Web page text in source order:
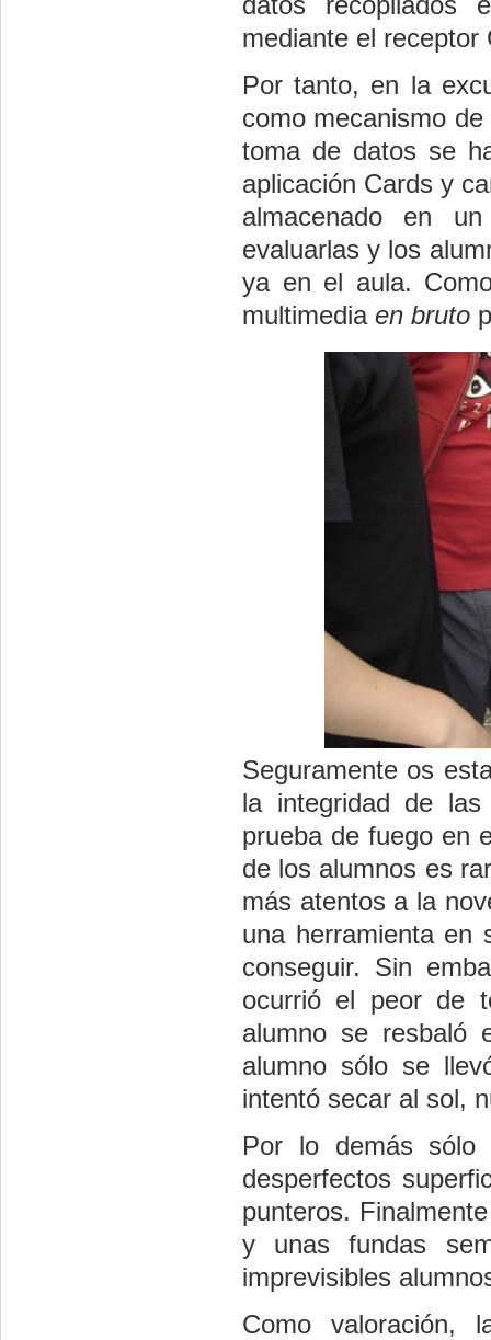
mediante el receptor
Por tanto, en la
como mecanismo
toma de datos se
aplicación Cards y
almacenado en
evaluarlas y los
ya en el aula.
multimedia en bruto
Seguramente os
la integridad de
prueba de fuego en
de los alumnos es
más atentos a la
una herramienta en
conseguir. Sin
ocurrió el peor de
alumno se resbaló
alumno sólo se
intentó secar al sol,
Por lo demás sólo
desperfectos
punteros.
y unas fundas
imprevisibles
Como valoración,